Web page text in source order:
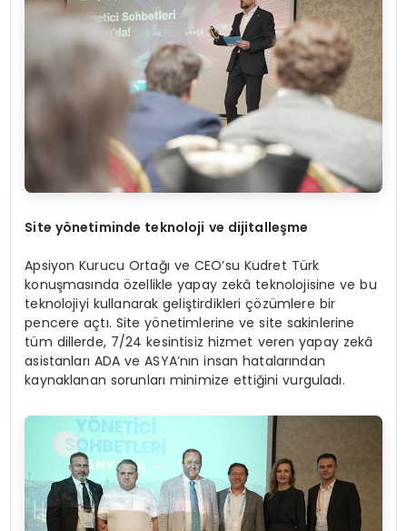
Site yönetiminde teknoloji ve dijitalleşme
Apsiyon Kurucu Ortağı ve CEO’su Kudret Türk
konuşmasında özellikle yapay zekâ teknolojisine ve bu
teknolojiyi kullanarak geliştirdikleri çözümlere bir
pencere açtı. Site yönetimlerine ve site sakinlerine
tüm dillerde, 7/24 kesintisiz hizmet veren yapay zekâ
asistanları ADA ve ASYA’nın insan hatalarından
kaynaklanan sorunları minimize ettiğini vurguladı.